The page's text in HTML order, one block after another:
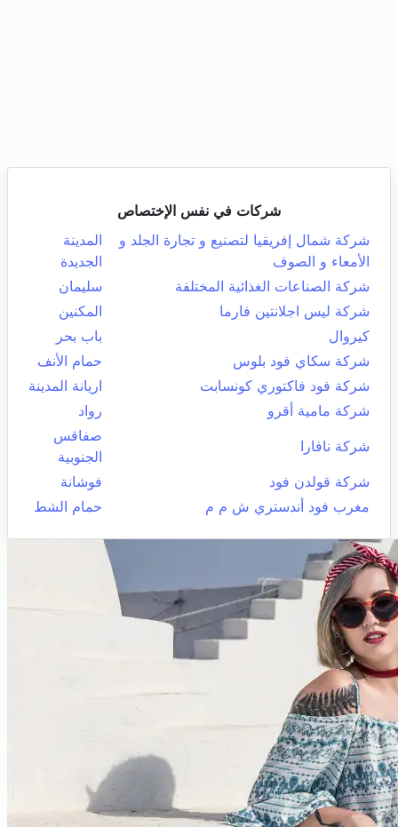
شركات في نفس الإختصاص
شركة شمال إفريقيا لتصنيع و تجارة الجلد و
الأمعاء و الصوف
المدينة
الجديدة
شركة الصناعات الغذائية المختلفة
سليمان
شركة ليس اجلانتين فارما
المكنين
كيروال
باب بحر
شركة سكاي فود بلوس
حمام الأنف
شركة فود فاكتوري كونسابت
اريانة المدينة
شركة مامية أقرو
رواد
شركة نافارا
صفاقس
الجنوبية
شركة قولدن فود
فوشانة
مغرب فود أندستري ش م م
حمام الشط